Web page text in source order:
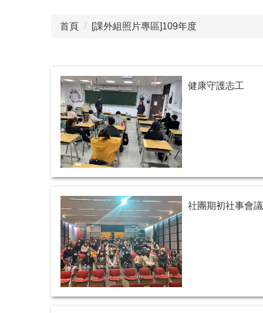
首頁 [課外組照片專區]109年度
健康守護志工
社團期初社事會議